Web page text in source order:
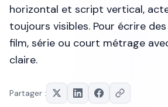
horizontal et script vertical,
toujours visibles. Pour écrire
film, série ou court métrage
claire.
Partager :